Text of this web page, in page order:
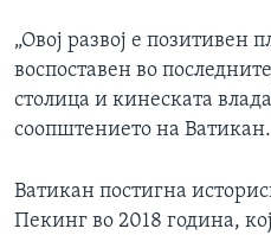
„Овој развој е позитивен
воспоставен во
столица и кинеската
соопштението на Ватикан.
Ватикан постигна
Пекинг во 2018 година,